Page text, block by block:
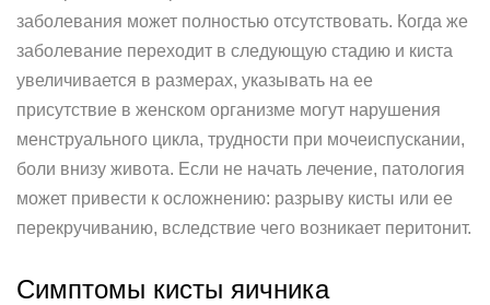
заболевания может полностью отсутствовать. Когда же
заболевание переходит в следующую стадию и киста
увеличивается в размерах, указывать на ее
присутствие в женском организме могут нарушения
менструального цикла, трудности при мочеиспускании,
боли внизу живота. Если не начать лечение, патология
может привести к осложнению: разрыву кисты или ее
перекручиванию, вследствие чего возникает перитонит.
Симптомы кисты яичника